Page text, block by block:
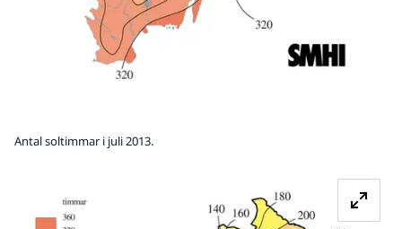
Antal soltimmar i juli 2013.